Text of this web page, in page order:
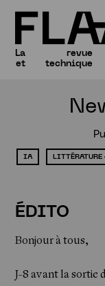
La
et
revue
technique
IA
ÉDITO
Bonjour à tous,
J-8 avant la sortie